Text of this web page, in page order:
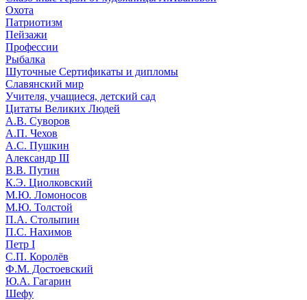
Охота
Патриотизм
Пейзажи
Профессии
Рыбалка
Шуточные Сертификаты и дипломы
Славянский мир
Учителя, учащиеся, детский сад
Цитаты Великих Людей
А.В. Суворов
А.П. Чехов
А.С. Пушкин
Александр III
В.В. Путин
К.Э. Циолковский
М.Ю. Ломоносов
М.Ю. Толстой
П.А. Столыпин
П.С. Нахимов
Петр I
С.П. Королёв
Ф.М. Достоевский
Ю.А. Гагарин
Шефу